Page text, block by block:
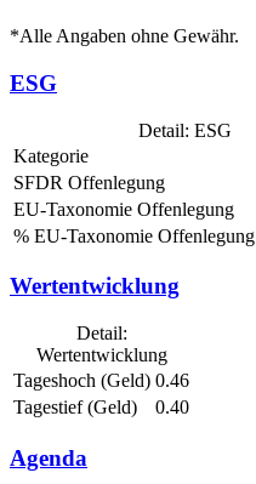
*Alle Angaben ohne Gewähr.
ESG
Detail: ESG
Kategorie
SFDR Offenlegung
EU-Taxonomie Offenlegung
% EU-Taxonomie Offenlegung
Wertentwicklung
Detail:
Wertentwicklung
Tageshoch (Geld) 0.46
Tagestief (Geld)
0.40
Agenda